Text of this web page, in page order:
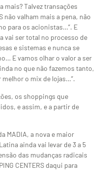
mais? Talvez transações
não valham mais a pena, não
para os acionistas…”. E
vai ser total no processo de
e sistemas e nunca se
E vamos olhar o valor a ser
no que não fazemos tanto,
o mix de lojas…”.
os shoppings que
e assim, e a partir de
MADIA, a nova e maior
ainda vai levar de 3 a 5
das mudanças radicais
CENTERS daqui para